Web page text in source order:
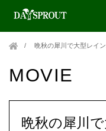
晩秋の犀川で大型レイ
MOVIE
晩秋の犀川